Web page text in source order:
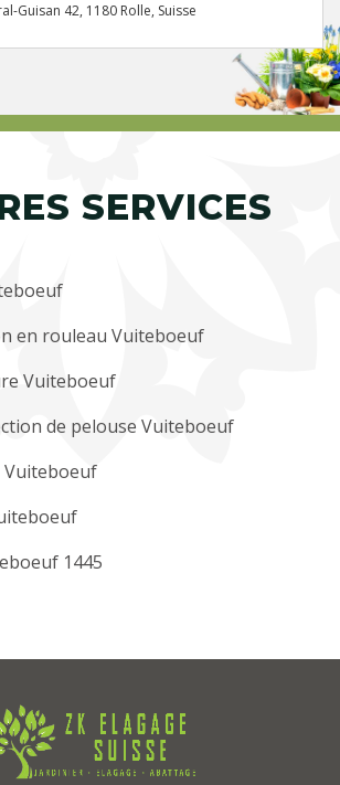
Guisan 42, 1180 Rolle, Suisse
SERVICES
en rouleau Vuiteboeuf
Vuiteboeuf
de pelouse Vuiteboeuf
Vuiteboeuf
1445